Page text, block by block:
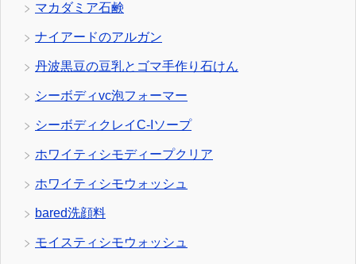
マカダミア石鹸
ナイアードのアルガン
丹波黒豆の豆乳とゴマ手作り石けん
シーボディvc泡フォーマー
シーボディクレイC-Iソープ
ホワイティシモディープクリア
ホワイティシモウォッシュ
bared洗顔料
モイスティシモウォッシュ